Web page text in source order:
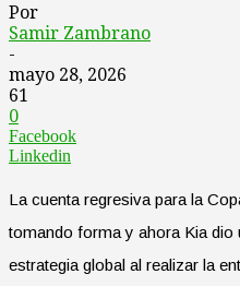
Por
Samir Zambrano
-
mayo 28, 2026
61
0
Facebook
Linkedin
La cuenta regresiva para la
tomando forma y ahora Kia dio
estrategia global al realizar la